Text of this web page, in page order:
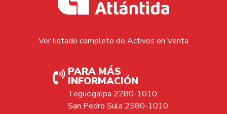
Ver listado completo de Activos en Venta
PARA MÁS
INFORMACIÓN
Tegucigalpa 2280-1010
San Pedro Sula 2580-1010